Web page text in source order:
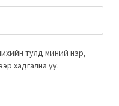
тулд миний нэр,
хадгална уу.